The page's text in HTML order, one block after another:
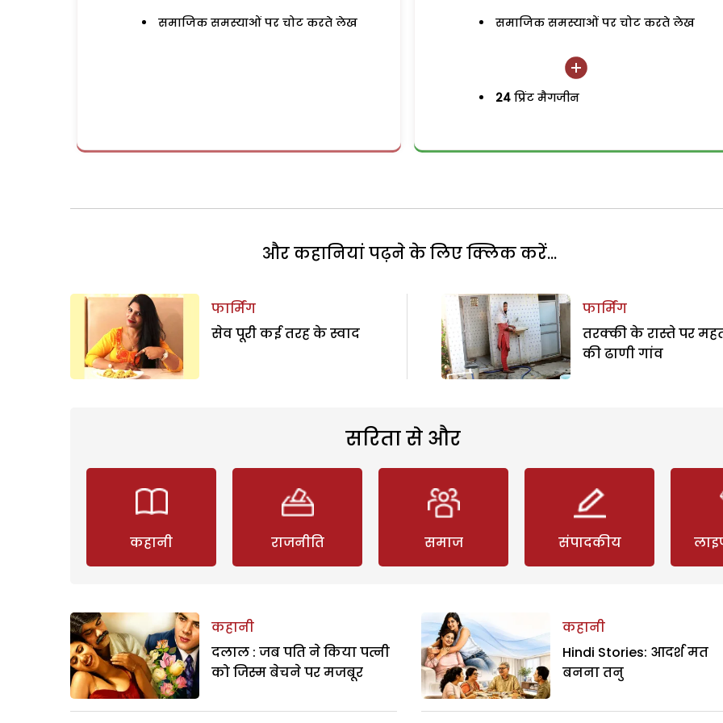
समाजिक समस्याओं पर चोट करते लेख समाजिक समस्याओं पर चोट करते लेख
24 प्रिंट मैगजीन
और कहानियां पढ़ने के लिए क्लिक करें...
फार्मिंग
सेव पूरी कई तरह के स्वाद
फार्मिंग
तरक्की के रास्ते पर
की ढाणी गांव
सरिता से और
कहानी राजनीति समाज संपादकीय
कहानी
दलाल : जब पति ने किया पत्नी
को जिस्म बेचने पर मजबूर
कहानी
Hindi Stories: आदर्श मत
बनना तनु